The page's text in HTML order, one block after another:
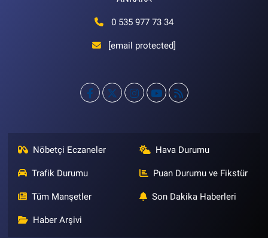
0 535 977 73 34
[email protected]
Nöbetçi Eczaneler Hava Durumu
Trafik Durumu Puan Durumu ve Fikstür
Tüm Manşetler Son Dakika Haberleri
Haber Arşivi